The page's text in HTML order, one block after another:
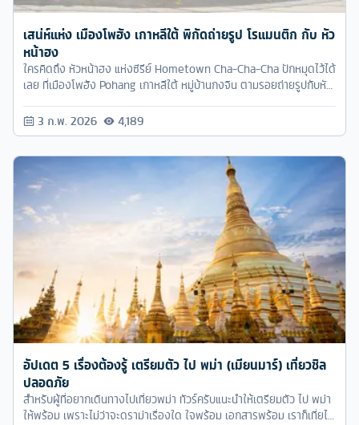
เสน่ห์แห่ง เมืองโพฮัง เกาหลีใต้ พิกัดถ่ายรูป โรแมนติก กับ หัว
หน้าฮง
ใครคิดถึง หัวหน้าฮง แห่งซีรีย์ Hometown Cha-Cha-Cha ปักหมุดไว้ได้
เลย ที่เมืองโพฮัง Pohang เกาหลีใต้ หมู่บ้านกงจิน ตามรอยถ่ายรูปกับหัว
3 ก.พ. 2026 4,189
อัปเดต 5 เรื่องต้องรู้ เตรียมตัว ไป พม่า (เมียนมาร์) เที่ยวชิล
ปลอดภัย
สำหรับผู้ที่อยากเดินทางไปเที่ยวพม่า ทัวร์ครับแนะนำให้เตรียมตัว ไป พม่า
ให้พร้อม เพราะไม่ว่าจะดราม่าเรื่องใด ใจพร้อม เอกสารพร้อม เราก็เที่ยได้